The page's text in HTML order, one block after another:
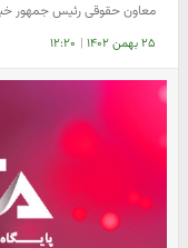
معاون حقوقی رئیس جمهور
۲۵ بهمن ۱۴۰۲ | ۱۲:۲۰